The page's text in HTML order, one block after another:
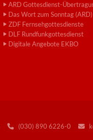
ARD Gottesdienst-
Das Wort zum Sonntag (ARD)
ZDF Fernsehgottesdienste
DLF Rundfunkgottesdienst
Digitale Angebote EKBO
(030) 890 6226-0 